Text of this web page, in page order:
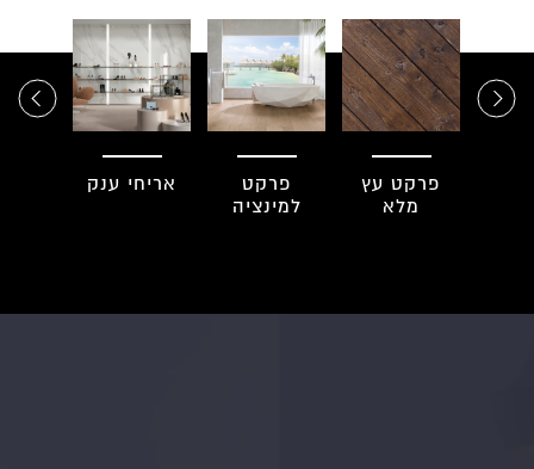
פרקט עץ
מלא
פרקט
למינציה
אריחי ענק